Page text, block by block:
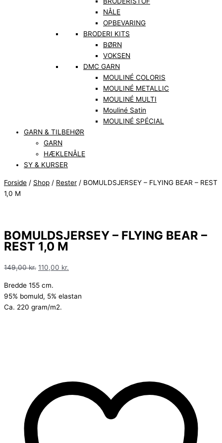
NÅLE
OPBEVARING
BRODERI KITS
BØRN
VOKSEN
DMC GARN
MOULINÉ COLORIS
MOULINÉ METALLIC
MOULINÉ MULTI
Mouliné Satin
MOULINÉ SPÉCIAL
GARN & TILBEHØR
GARN
HÆKLENÅLE
SY & KURSER
Forside / Shop / Rester / BOMULDSJERSEY – FLYING BEAR – REST
1,0 M
BOMULDSJERSEY – FLYING BEAR –
REST 1,0 M
149,00kr. 110,00 kr.
Bredde 155 cm.
95% bomuld, 5% elastan
Ca. 220 gram/m2.